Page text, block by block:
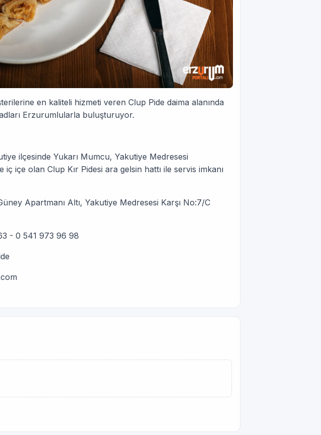
en kaliteli hizmeti veren Clup Pide daima alanında
Erzurumlularla buluşturuyor.
ilçesinde Yukarı Mumcu, Yakutiye Medresesi
iç içe olan Clup Kır Pidesi ara gelsin hattı ile servis imkanı
Apartmanı Altı, Yakutiye Medresesi Karşı No:7/C
- 0 541 973 96 98